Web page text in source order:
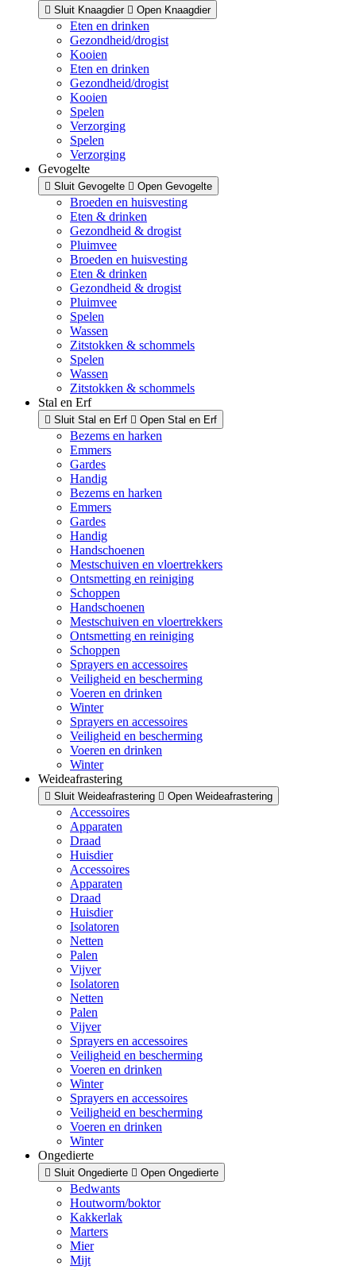
Sluit Knaagdier Open Knaagdier
Eten en drinken
Gezondheid/drogist
Kooien
Eten en drinken
Gezondheid/drogist
Kooien
Spelen
Verzorging
Spelen
Verzorging
Gevogelte
Sluit Gevogelte Open Gevogelte
Broeden en huisvesting
Eten & drinken
Gezondheid & drogist
Pluimvee
Broeden en huisvesting
Eten & drinken
Gezondheid & drogist
Pluimvee
Spelen
Wassen
Zitstokken & schommels
Spelen
Wassen
Zitstokken & schommels
Stal en Erf
Sluit Stal en Erf Open Stal en Erf
Bezems en harken
Emmers
Gardes
Handig
Bezems en harken
Emmers
Gardes
Handig
Handschoenen
Mestschuiven en vloertrekkers
Ontsmetting en reiniging
Schoppen
Handschoenen
Mestschuiven en vloertrekkers
Ontsmetting en reiniging
Schoppen
Sprayers en accessoires
Veiligheid en bescherming
Voeren en drinken
Winter
Sprayers en accessoires
Veiligheid en bescherming
Voeren en drinken
Winter
Weideafrastering
Sluit Weideafrastering Open Weideafrastering
Accessoires
Apparaten
Draad
Huisdier
Accessoires
Apparaten
Draad
Huisdier
Isolatoren
Netten
Palen
Vijver
Isolatoren
Netten
Palen
Vijver
Sprayers en accessoires
Veiligheid en bescherming
Voeren en drinken
Winter
Sprayers en accessoires
Veiligheid en bescherming
Voeren en drinken
Winter
Ongedierte
Sluit Ongedierte Open Ongedierte
Bedwants
Houtworm/boktor
Kakkerlak
Marters
Mier
Mijt